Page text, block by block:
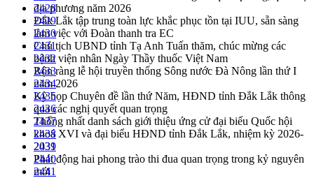
địa phương năm 2026
Đắk Lắk tập trung toàn lực khắc phục tồn tại IUU, sẵn sàng
làm việc với Đoàn thanh tra EC
Chủ tịch UBND tỉnh Tạ Anh Tuấn thăm, chúc mừng các
bệnh viện nhân Ngày Thầy thuốc Việt Nam
Rộn ràng lễ hội truyền thống Sông nước Đà Nông lần thứ I
năm 2026
Kỳ họp Chuyên đề lần thứ Năm, HĐND tỉnh Đắk Lắk thông
qua các nghị quyết quan trọng
Thống nhất danh sách giới thiệu ứng cử đại biểu Quốc hội
khoá XVI và đại biểu HĐND tỉnh Đắk Lắk, nhiệm kỳ 2026-
2031
Phát động hai phong trào thi đua quan trọng trong kỷ nguyên
mới
2428
2429
2430
2431
2432
2433
2434
2435
2436
2437
2438
2439
2440
2441